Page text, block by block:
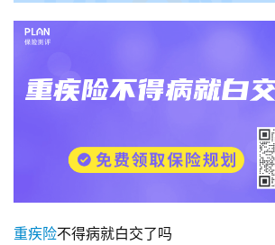
重疾险不得病就白交了吗